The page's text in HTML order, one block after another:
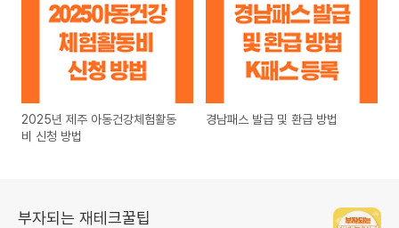
2025년 제주 아동건강체험활동
비 신청 방법
경남패스 발급 및 환급 방법
부자되는 재테크꿀팁